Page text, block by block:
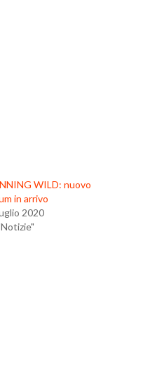
WILD: nuovo
in arrivo
2020